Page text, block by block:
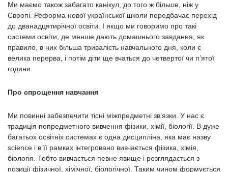
Ми маємо також забагато канікул, до того ж більше, ніж у
Європі. Реформа нової української школи передбачає перехід
до дванадцятирічної освіти. І якщо ми говоримо про такі
системи освіти, де менше дають домашнього завдання, як
правило, в них більша тривалість навчального дня, коли є
велика перерва, і потім діти ще вчаться до четвертої чи п’ятої
години.
Про спрощення навчання
Ми повинні забезпечити тісні міжпредметні зв’язки. У нас є
традиція попредметного вивчення фізики, хімії, біології. В дуже
багатьох освітніх системах є одна дисципліна, яка має назву
science і в її рамках інтегровано вивчається фізика, хімія,
біологія. Тобто вивчається певне явище і розглядається з
позиції фізичної, хімічної, біологічної. Таким чином формується